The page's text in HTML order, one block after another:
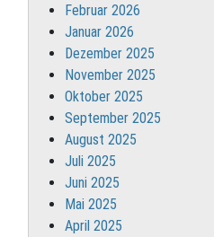
Februar 2026
Januar 2026
Dezember 2025
November 2025
Oktober 2025
September 2025
August 2025
Juli 2025
Juni 2025
Mai 2025
April 2025